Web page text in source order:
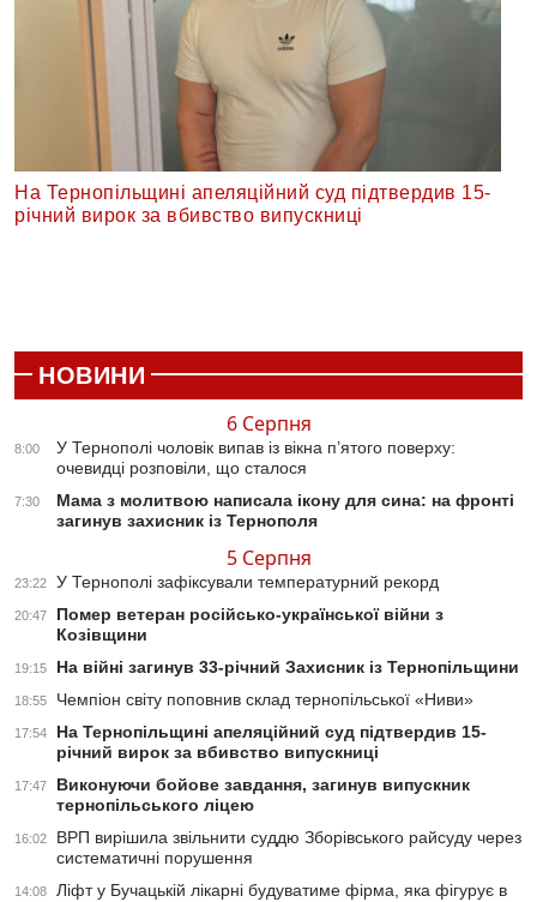
На Тернопільщині апеляційний суд підтвердив 15-
річний вирок за вбивство випускниці
НОВИНИ
6 Серпня
8:00
У Тернополі чоловік випав із вікна п’ятого поверху:
очевидці розповіли, що сталося
7:30
Мама з молитвою написала ікону для сина: на фронті
загинув захисник із Тернополя
5 Серпня
23:22 У Тернополі зафіксували температурний рекорд
20:47
Помер ветеран російсько-української війни з
Козівщини
19:15 На війні загинув 33-річний Захисник із Тернопільщини
18:55 Чемпіон світу поповнив склад тернопільської «Ниви»
17:54
На Тернопільщині апеляційний суд підтвердив 15-
річний вирок за вбивство випускниці
17:47
Виконуючи бойове завдання, загинув випускник
тернопільського ліцею
16:02
ВРП вирішила звільнити суддю Зборівського райсуду через
систематичні порушення
14:08
Ліфт у Бучацькій лікарні будуватиме фірма, яка фігурує в